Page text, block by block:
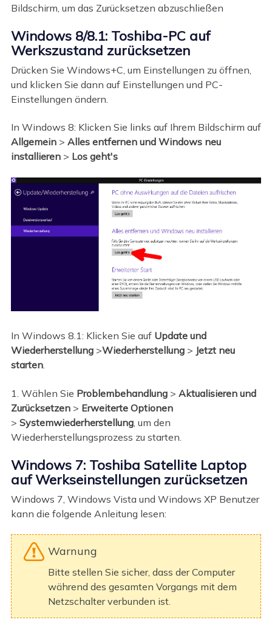
Bildschirm, um das Zurücksetzen abzuschließen
Windows 8/8.1: Toshiba-PC auf
Werkszustand zurücksetzen
Drücken Sie Windows+C, um Einstellungen zu öffnen,
und klicken Sie dann auf Einstellungen und PC-
Einstellungen ändern.
In Windows 8: Klicken Sie links auf Ihrem Bildschirm auf
Allgemein > Alles entfernen und Windows neu
installieren> Los geht's
In Windows 8.1: Klicken Sie auf Update und
Wiederherstellung>Wiederherstellung> Jetzt neu
starten.
1. Wählen Sie Problembehandlung > Aktualisieren und
Zurücksetzen> Erweiterte Optionen
> Systemwiederherstellung, um den
Wiederherstellungsprozess zu starten.
Windows 7: Toshiba Satellite Laptop
auf Werkseinstellungen zurücksetzen
Windows 7, Windows Vista und Windows XP Benutzer
kann die folgende Anleitung lesen:
Warnung
Bitte stellen Sie sicher, dass der Computer
während des gesamten Vorgangs mit dem
Netzschalter verbunden ist.